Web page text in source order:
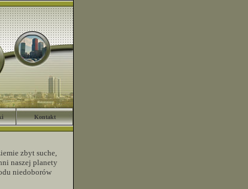
Kontakt
zbyt suche,
naszej planety
niedoborów